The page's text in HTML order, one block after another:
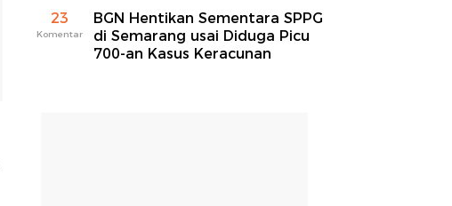
23
Komentar
BGN Hentikan Sementara SPPG
di Semarang usai Diduga Picu
700-an Kasus Keracunan